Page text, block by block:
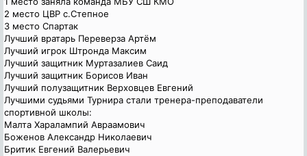
2 место ЦВР с.Степное
3 место Спартак
Лучший вратарь Переверза Артём
Лучший игрок Штронда Максим
Лучший защитник Муртазалиев Саид
Лучший защитник Борисов Иван
Лучший полузащитник Верховцев Евгений
Лучшими судьями Турнира стали тренера-преподаватели
спортивной школы:
Малта Харалампий Авраамович
Боженов Александр Николаевич
Бритик Евгений Валерьевич